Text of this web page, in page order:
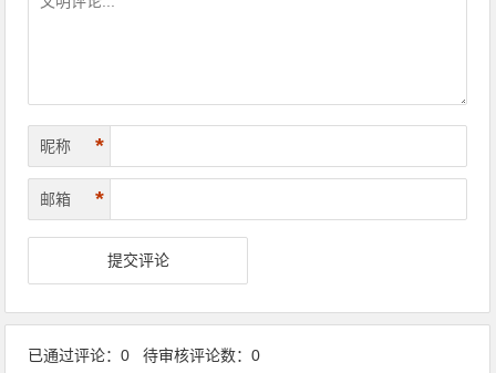
昵称 *
邮箱 *
已通过评论：0 待审核评论数：0